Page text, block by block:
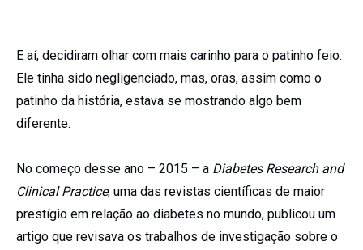
E aí, decidiram olhar com mais carinho para o patinho feio.
Ele tinha sido negligenciado, mas, oras, assim como o
patinho da história, estava se mostrando algo bem
diferente.
No começo desse ano – 2015 – a Diabetes Research and
Clinical Practice, uma das revistas científicas de maior
prestígio em relação ao diabetes no mundo, publicou um
artigo que revisava os trabalhos de investigação sobre o